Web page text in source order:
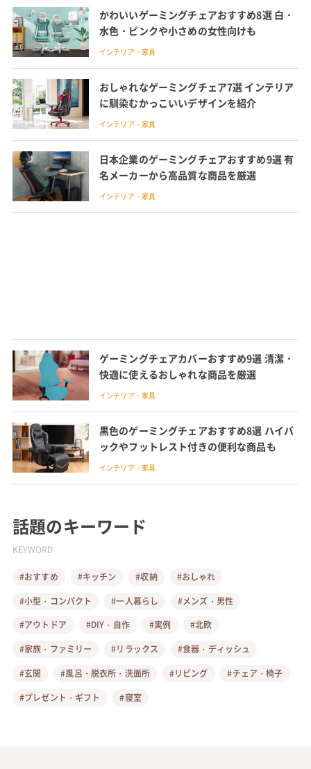
かわいいゲーミングチェアおすすめ8選 白・
水色・ピンクや小さめの女性向けも
インテリア・家具
おしゃれなゲーミングチェア7選 インテリア
に馴染むかっこいいデザインを紹介
インテリア・家具
日本企業のゲーミングチェアおすすめ9選 有
名メーカーから高品質な商品を厳選
インテリア・家具
ゲーミングチェアカバーおすすめ9選 清潔・
快適に使えるおしゃれな商品を厳選
インテリア・家具
黒色のゲーミングチェアおすすめ8選 ハイバ
ックやフットレスト付きの便利な商品も
インテリア・家具
話題のキーワード
KEYWORD
#おすすめ #キッチン #収納
#おしゃれ
#小型・コンパクト
#一人暮らし
#メンズ・男性
#アウトドア
#DIY・自作 #実例
#北欧
#家族・ファミリー
#リラックス
#食器・ディッシュ
#玄関
#風呂・脱衣所・洗面所 #リビング
#チェア・椅子
#プレゼント・ギフト
#寝室